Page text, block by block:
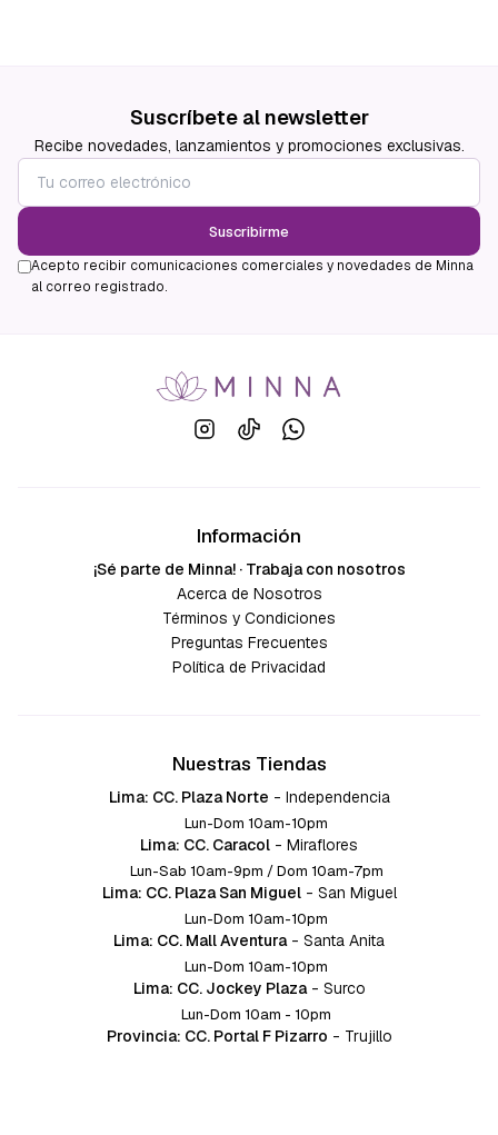
Suscríbete al newsletter
Recibe novedades, lanzamientos y promociones exclusivas.
Suscribirme
Acepto recibir comunicaciones comerciales y novedades de Minna
al correo registrado.
Información
¡Sé parte de Minna! · Trabaja con nosotros
Acerca de Nosotros
Términos y Condiciones
Preguntas Frecuentes
Política de Privacidad
Nuestras Tiendas
Lima: CC. Plaza Norte - Independencia
Lun-Dom 10am-10pm
Lima: CC. Caracol - Miraflores
Lun-Sab 10am-9pm / Dom 10am-7pm
Lima: CC. Plaza San Miguel - San Miguel
Lun-Dom 10am-10pm
Lima: CC. Mall Aventura - Santa Anita
Lun-Dom 10am-10pm
Lima: CC. Jockey Plaza - Surco
Lun-Dom 10am - 10pm
Provincia: CC. Portal F Pizarro - Trujillo